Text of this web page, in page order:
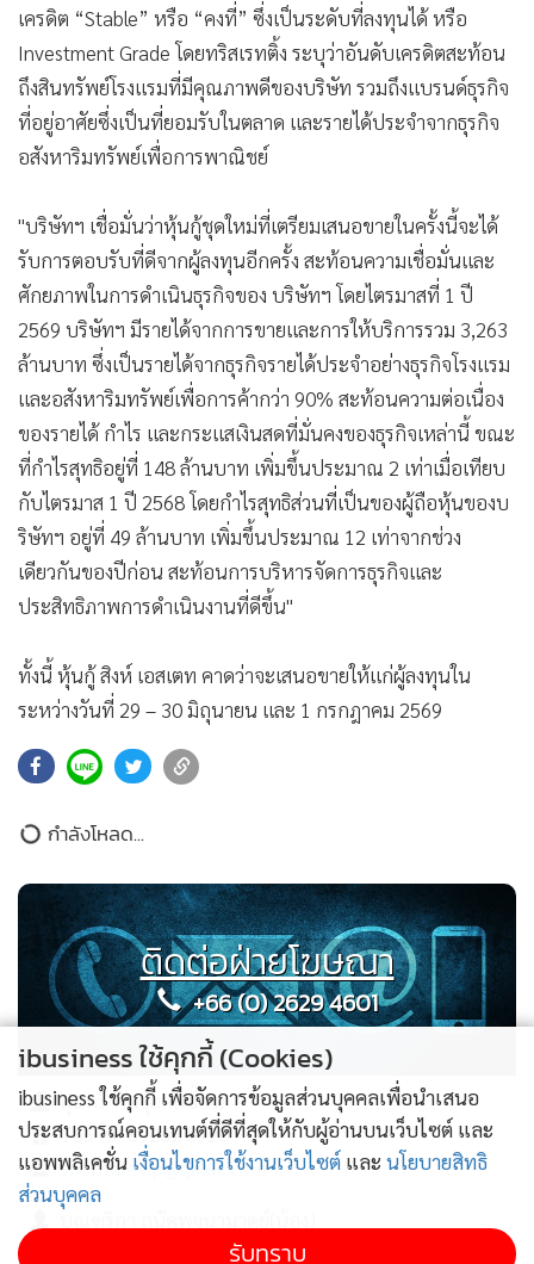
เครดิต “Stable” หรือ “คงที่” ซึ่งเป็นระดับที่ลงทุนได้ หรือ
Investment Grade โดยทริสเรทติ้ง ระบุว่าอันดับเครดิตสะท้อน
ถึงสินทรัพย์โรงแรมที่มีคุณภาพดีของบริษัท รวมถึงแบรนด์ธุรกิจ
ที่อยู่อาศัยซึ่งเป็นที่ยอมรับในตลาด และรายได้ประจำจากธุรกิจ
อสังหาริมทรัพย์เพื่อการพาณิชย์
"บริษัทฯ เชื่อมั่นว่าหุ้นกู้ชุดใหม่ที่เตรียมเสนอขายในครั้งนี้จะได้
รับการตอบรับที่ดีจากผู้ลงทุนอีกครั้ง สะท้อนความเชื่อมั่นและ
ศักยภาพในการดำเนินธุรกิจของ บริษัทฯ โดยไตรมาสที่ 1 ปี
2569 บริษัทฯ มีรายได้จากการขายและการให้บริการรวม 3,263
ล้านบาท ซึ่งเป็นรายได้จากธุรกิจรายได้ประจำอย่างธุรกิจโรงแรม
และอสังหาริมทรัพย์เพื่อการค้ากว่า 90% สะท้อนความต่อเนื่อง
ของรายได้ กำไร และกระแสเงินสดที่มั่นคงของธุรกิจเหล่านี้ ขณะ
ที่กำไรสุทธิอยู่ที่ 148 ล้านบาท เพิ่มขึ้นประมาณ 2 เท่าเมื่อเทียบ
กับไตรมาส 1 ปี 2568 โดยกำไรสุทธิส่วนที่เป็นของผู้ถือหุ้นของบ
ริษัทฯ อยู่ที่ 49 ล้านบาท เพิ่มขึ้นประมาณ 12 เท่าจากช่วง
เดียวกันของปีก่อน สะท้อนการบริหารจัดการธุรกิจและ
ประสิทธิภาพการดำเนินงานที่ดีขึ้น"
ทั้งนี้ หุ้นกู้ สิงห์ เอสเตท คาดว่าจะเสนอขายให้แก่ผู้ลงทุนใน
ระหว่างวันที่ 29 – 30 มิถุนายน และ 1 กรกฎาคม 2569
กำลังโหลด...
ติดต่อฝ่ายโฆษณา
+66 (0) 2629 4601
สุนทรี พันธุ์ยศ(เอื้อง)
+66 (0) 89202 0920
soontaree.p@gmail.com
บุณฑริกา ถนัดพจนามาตย์(น้อง)
ibusiness ใช้คุกกี้ (Cookies)
ibusiness ใช้คุกกี้ เพื่อจัดการข้อมูลส่วนบุคคลเพื่อนำเสนอ
ประสบการณ์คอนเทนต์ที่ดีที่สุดให้กับผู้อ่านบนเว็บไซต์ และ
แอพพลิเคชั่น เงื่อนไขการใช้งานเว็บไซต์ และ นโยบายสิทธิ
ส่วนบุคคล
รับทราบ